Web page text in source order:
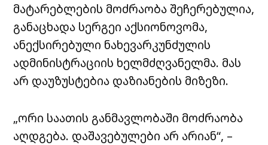
მატარებლების მოძრაობა შეჩერებულია,
განაცხადა სერგეი აქსიონოვომა,
ანექსირებული ნახევარკუნძულის
ადმინისტრაციის ხელმძღვანელმა. მას
არ დაუზუსტებია დაზიანების მიზეზი.
„ორი საათის განმავლობაში მოძრაობა
აღდგება. დაშავებულები არ არიან“, –